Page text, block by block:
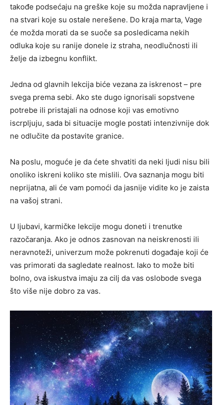
takođe podsećaju na greške koje su možda napravljene i
na stvari koje su ostale nerešene. Do kraja marta, Vage
će možda morati da se suoče sa posledicama nekih
odluka koje su ranije donele iz straha, neodlučnosti ili
želje da izbegnu konflikt.
Jedna od glavnih lekcija biće vezana za iskrenost – pre
svega prema sebi. Ako ste dugo ignorisali sopstvene
potrebe ili pristajali na odnose koji vas emotivno
iscrpljuju, sada bi situacije mogle postati intenzivnije dok
ne odlučite da postavite granice.
Na poslu, moguće je da ćete shvatiti da neki ljudi nisu bili
onoliko iskreni koliko ste mislili. Ova saznanja mogu biti
neprijatna, ali će vam pomoći da jasnije vidite ko je zaista
na vašoj strani.
U ljubavi, karmičke lekcije mogu doneti i trenutke
razočaranja. Ako je odnos zasnovan na neiskrenosti ili
neravnoteži, univerzum može pokrenuti događaje koji će
vas primorati da sagledate realnost. Iako to može biti
bolno, ova iskustva imaju za cilj da vas oslobode svega
što više nije dobro za vas.